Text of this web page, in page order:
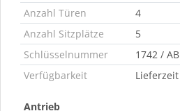
Anzahl Türen
4
Anzahl Sitzplätze
5
Schlüsselnummer
1742 /
Verfügbarkeit
Antrieb